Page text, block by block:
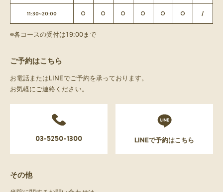
11:30~20:00 ○ ○ ○ ○ ○ ○ /
※各コースの受付は19:00まで
ご予約はこちら
お電話またはLINEでご予約を承っております。
お気軽にご連絡ください。
03-5250-1300 LINEで予約はこちら
その他